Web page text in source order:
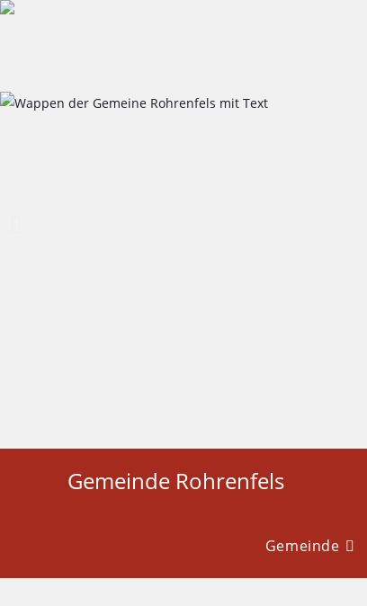
Gemeinde Rohrenfels
Gemeinde